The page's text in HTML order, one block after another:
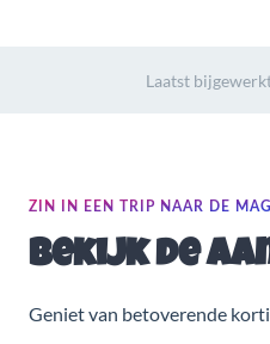
Laatst
ZIN IN EEN TRIP NAAR DE
Bekijk de
Geniet van betoverende